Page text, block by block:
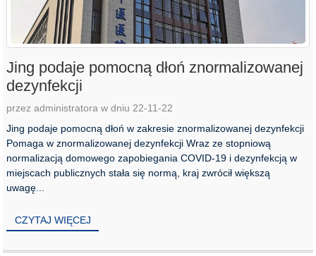
Jing podaje pomocną dłoń znormalizowanej
dezynfekcji
przez administratora w dniu 22-11-22
Jing podaje pomocną dłoń w zakresie znormalizowanej dezynfekcji
Pomaga w znormalizowanej dezynfekcji Wraz ze stopniową
normalizacją domowego zapobiegania COVID-19 i dezynfekcją w
miejscach publicznych stała się normą, kraj zwrócił większą
uwagę...
CZYTAJ WIĘCEJ